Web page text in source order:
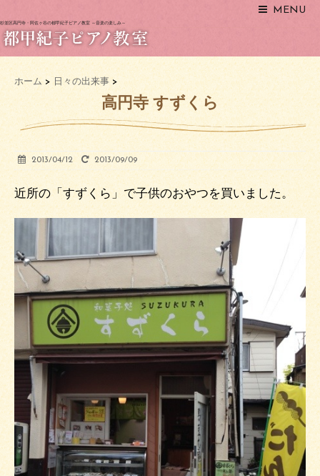
MENU
杉並区高円寺・阿佐ヶ谷の都甲紀子ピアノ教室 ～音楽の楽しみ～
ホーム > 日々の出来事 >
高円寺 すずくら
2013/04/12 2013/09/09
近所の「すずくら」で子供のおやつを買いました。